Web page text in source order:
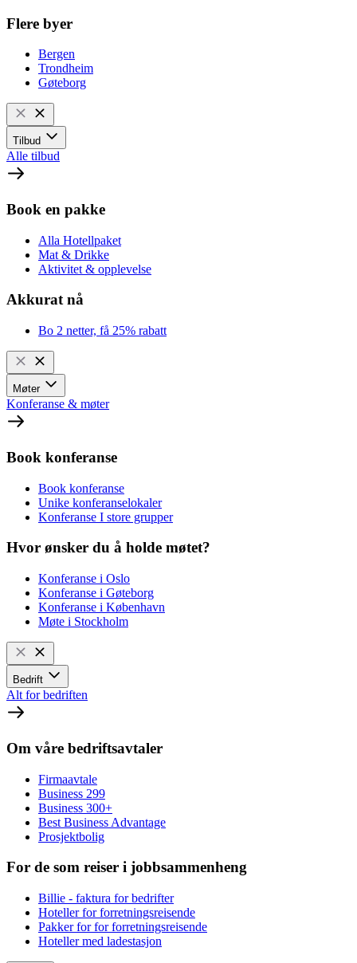
Flere byer
Bergen
Trondheim
Gøteborg
Tilbud
Alle tilbud
Book en pakke
Alla Hotellpaket
Mat & Drikke
Aktivitet & opplevelse
Akkurat nå
Bo 2 netter, få 25% rabatt
Møter
Konferanse & møter
Book konferanse
Book konferanse
Unike konferanselokaler
Konferanse I store grupper
Hvor ønsker du å holde møtet?
Konferanse i Oslo
Konferanse i Gøteborg
Konferanse i København
Møte i Stockholm
Bedrift
Alt for bedriften
Om våre bedriftsavtaler
Firmaavtale
Business 299
Business 300+
Best Business Advantage
Prosjektbolig
For de som reiser i jobbsammenheng
Billie - faktura for bedrifter
Hoteller for forretningsreisende
Pakker for for forretningsreisende
Hoteller med ladestasjon